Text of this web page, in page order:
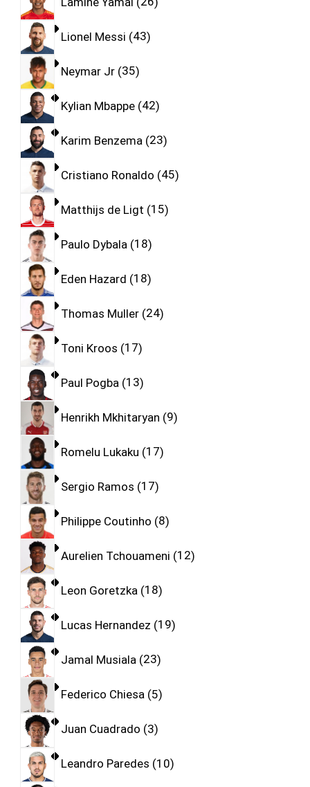
Lionel Messi 43
Neymar Jr 35
Kylian Mbappe 42
Karim Benzema 23
Cristiano Ronaldo 45
Matthijs de Ligt 15
Paulo Dybala 18
Eden Hazard 18
Thomas Muller 24
Toni Kroos 17
Paul Pogba 13
Henrikh Mkhitaryan 9
Romelu Lukaku 17
Sergio Ramos 17
Philippe Coutinho 8
Aurelien Tchouameni 12
Leon Goretzka 18
Lucas Hernandez 19
Jamal Musiala 23
Federico Chiesa 5
Juan Cuadrado 3
Leandro Paredes 10